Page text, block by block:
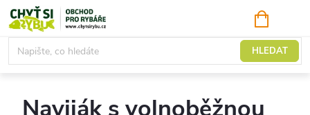
Přejít
na
obsah
HLEDAT
KOŠÍK
Naviják s volnoběžnou brzdou